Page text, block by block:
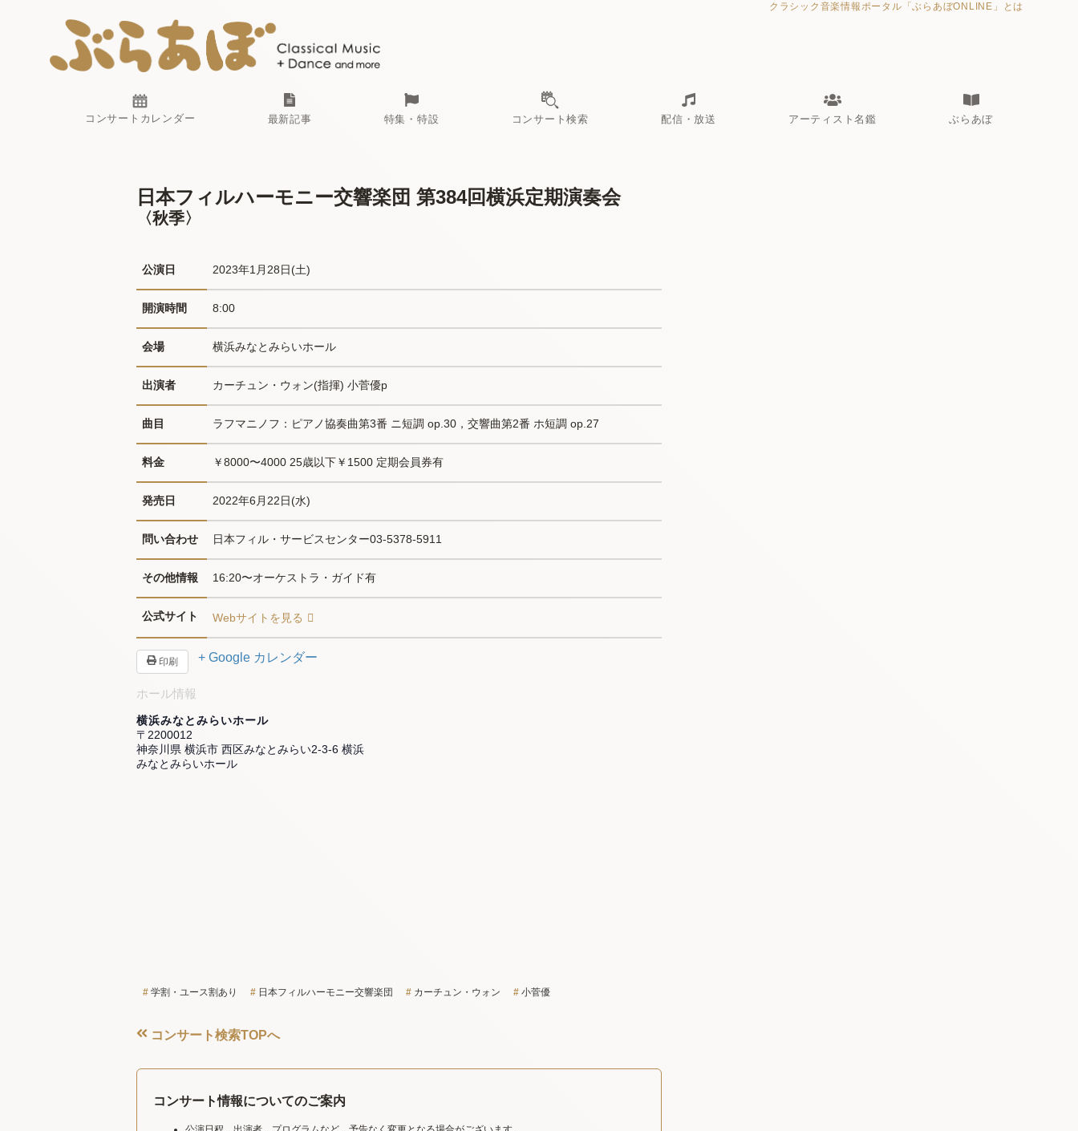
クラシック音楽情報ポータル「ぶらあぼONLINE」とは
コンサートカレンダー 最新記事 特集・特設 コンサート検索 配信・放送 アーティスト名鑑 ぶらあぼ
日本フィルハーモニー交響楽団 第384回横浜定期演奏会
〈秋季〉
公演日 2023年1月28日(土)
開演時間 8:00
会場 横浜みなとみらいホール
出演者 カーチュン・ウォン(指揮) 小菅優p
曲目 ラフマニノフ：ピアノ協奏曲第3番 ニ短調 op.30，交響曲第2番 ホ短調 op.27
料金 ￥8000〜4000 25歳以下￥1500 定期会員券有
発売日 2022年6月22日(水)
問い合わせ 日本フィル・サービスセンター03-5378-5911
その他情報 16:20〜オーケストラ・ガイド有
公式サイト Webサイトを見る
印刷 + Google カレンダー
ホール情報
横浜みなとみらいホール
〒2200012
神奈川県 横浜市 西区みなとみらい2-3-6 横浜
みなとみらいホール
学割・ユース割あり 日本フィルハーモニー交響楽団 カーチュン・ウォン 小菅優
コンサート検索TOPへ
コンサート情報についてのご案内